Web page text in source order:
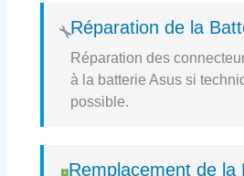
Réparation de la
Réparation des
à la batterie Asus si
possible.
Remplacement de la